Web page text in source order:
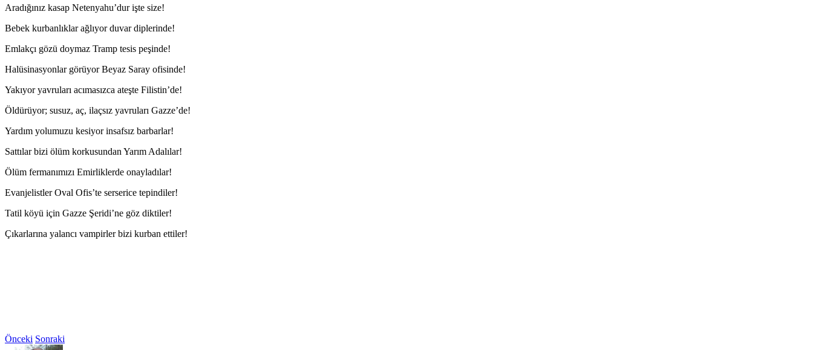
Aradığınız kasap Netenyahu’dur işte size!
Bebek kurbanlıklar ağlıyor duvar diplerinde!
Emlakçı gözü doymaz Tramp tesis peşinde!
Halüsinasyonlar görüyor Beyaz Saray ofisinde!
Yakıyor yavruları acımasızca ateşte Filistin’de!
Öldürüyor; susuz, aç, ilaçsız yavruları Gazze’de!
Yardım yolumuzu kesiyor insafsız barbarlar!
Sattılar bizi ölüm korkusundan Yarım Adalılar!
Ölüm fermanımızı Emirliklerde onayladılar!
Evanjelistler Oval Ofis’te serserice tepindiler!
Tatil köyü için Gazze Şeridi’ne göz diktiler!
Çıkarlarına yalancı vampirler bizi kurban ettiler!
Önceki Sonraki